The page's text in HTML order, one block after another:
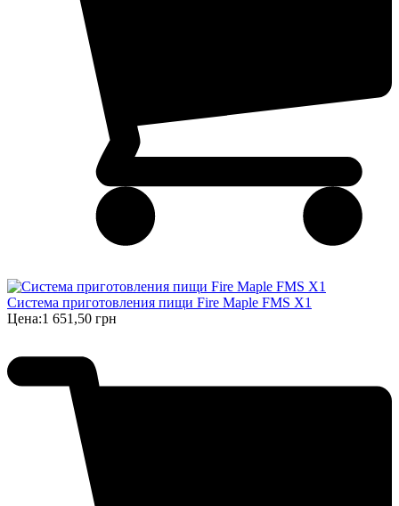
Система приготовления пищи Fire Maple FMS X1
Цена:1 651,50 грн